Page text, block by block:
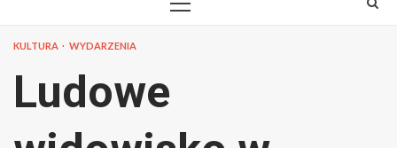
PRIMARY
KULTURA WYDARZENIA
Ludowe